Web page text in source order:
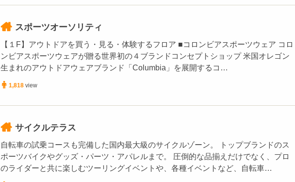
スポーツオーソリティ
【１F】アウトドアを買う・見る・体験するフロア ■コロンビアスポーツウェア コロ
ンビアスポーツウェアが贈る世界初の４ブランドコンセプトショップ 米国オレゴン
生まれのアウトドアウェアブランド「Columbia」を展開するコ…
1,818 view
サイクルテラス
自転車の試乗コースも完備した国内最大級のサイクルゾーン。 トップブランドのス
ポーツバイクやグッズ・パーツ・アパレルまで。 圧倒的な品揃えだけでなく、プロ
のライダーと共に楽しむツーリングイベントや、各種イベントなど、自転車…